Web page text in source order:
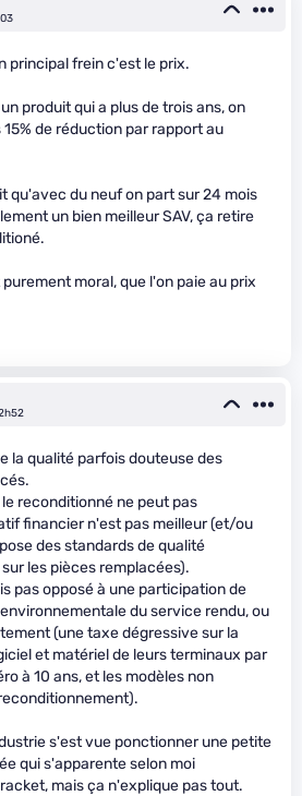
principal frein c'est le prix.
produit qui a plus de trois ans, on
de réduction par rapport au
qu'avec du neuf on part sur 24 mois
un bien meilleur SAV, ça retire
moral, que l'on paie au prix
la qualité parfois douteuse des
reconditionné ne peut pas
financier n'est pas meilleur (et/ou
des standards de qualité
les pièces remplacées).
pas opposé à une participation de
du service rendu, ou
(une taxe dégressive sur la
et matériel de leurs terminaux par
à 10 ans, et les modèles non
s'est vue ponctionner une petite
qui s'apparente selon moi
mais ça n'explique pas tout.